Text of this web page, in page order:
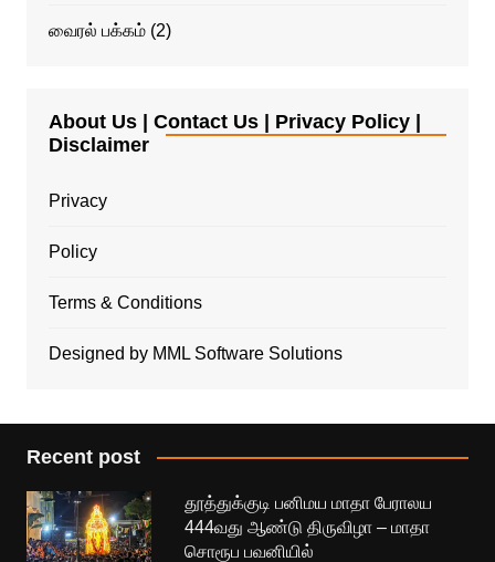
வைரல் பக்கம்(2)
About Us | Contact Us | Privacy Policy |
Disclaimer
Privacy
Policy
Terms & Conditions
Designed by MML Software Solutions
Recent post
தூத்துக்குடி பனிமய மாதா பேராலய
444வது ஆண்டு திருவிழா – மாதா
சொரூப பவனியில்